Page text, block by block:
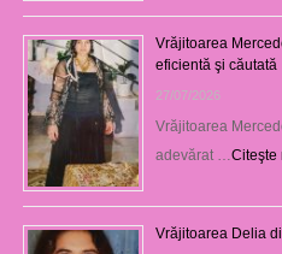
Vrăjitoarea
eficientă şi căutată
27/07/2026
Vrăjitoarea
adevărat … Citeşte
Vrăjitoarea Delia